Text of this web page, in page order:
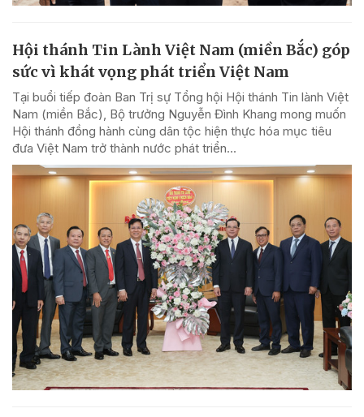
Hội thánh Tin Lành Việt Nam (miền Bắc) góp
sức vì khát vọng phát triển Việt Nam
Tại buổi tiếp đoàn Ban Trị sự Tổng hội Hội thánh Tin lành Việt
Nam (miền Bắc), Bộ trưởng Nguyễn Đình Khang mong muốn
Hội thánh đồng hành cùng dân tộc hiện thực hóa mục tiêu
đưa Việt Nam trở thành nước phát triển...